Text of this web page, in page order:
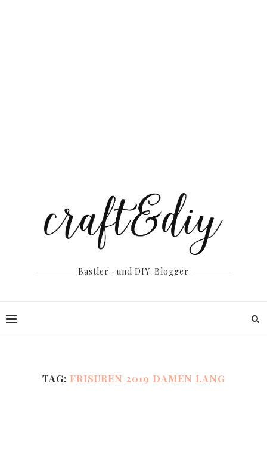
Bastler- und DIY-Blogger
TAG: FRISUREN 2019 DAMEN LANG